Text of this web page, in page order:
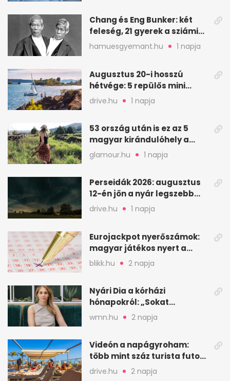
Chang és Eng Bunker: két
feleség, 21 gyerek a sziámi
ikrek életében
hamuesgyemant.hu 1 napja
Augusztus 20-i hosszú
hétvége: 5 repülős mini
nyaralás 0 szabadsággal
drive.hu 1 napja
53 ország után is ez az 5
magyar kirándulóhely a
kedvencem
glamour.hu 1 napja
Perseidák 2026: augusztus
12-én jön a nyár legszebb
csillaghullása
drive.hu 1 napja
Eurojackpot nyerőszámok:
magyar játékos nyert a
2026. augusztus 4-i húzáson
blikk.hu 2 napja
Nyári Dia a kórházi
hónapokról: „Sokat
veszekedtem Istennel”
wmn.hu 2 napja
Videón a napágyroham:
több mint száz turista futott
a helyekért Tenerifén
drive.hu 2 napja